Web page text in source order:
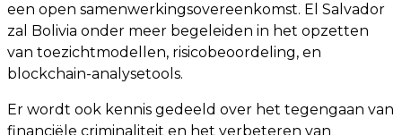
een open samenwerkingsovereenkomst. El Salvador
zal Bolivia onder meer begeleiden in het opzetten
van toezichtmodellen, risicobeoordeling, en
blockchain-analysetools.
Er wordt ook kennis gedeeld over het tegengaan van
financiële criminaliteit en het verbeteren van